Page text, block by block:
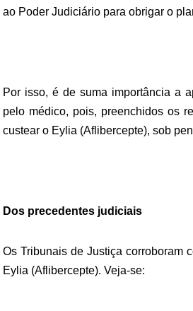
ao Poder Judiciário para obrigar o
Por isso, é de suma importância a
pelo médico, pois, preenchidos os
custear o Eylia (Aflibercepte), sob
Dos precedentes judiciais
Os Tribunais de Justiça corroboram
Eylia (Aflibercepte). Veja-se: